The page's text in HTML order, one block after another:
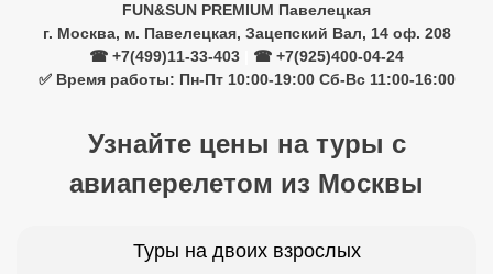
FUN&SUN PREMIUM Павелецкая
г. Москва, м. Павелецкая, Зацепский Вал, 14 оф. 208
☎ +7(499)11-33-403
☎ +7(925)400-04-24
✅ Время работы: Пн-Пт 10:00-19:00 Сб-Вс 11:00-16:00
Узнайте цены на туры с
авиаперелетом из Москвы
Туры на двоих взрослых
Сетевые отели Шри Ланки
Сетевые отели Вьетнама
Сетевые отели Мальдив
Сетевые отели Бали
Сетевые отели Сейшел